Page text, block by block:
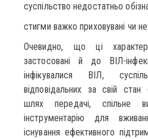
суспільство недостатньо
стигми важко приховувані чи
Очевидно, що ці
застосовані й до ВІЛ-
інфікувалися ВІЛ,
відповідальних за свій
шлях передачі, спільне
інструментарію для
існування ефективного